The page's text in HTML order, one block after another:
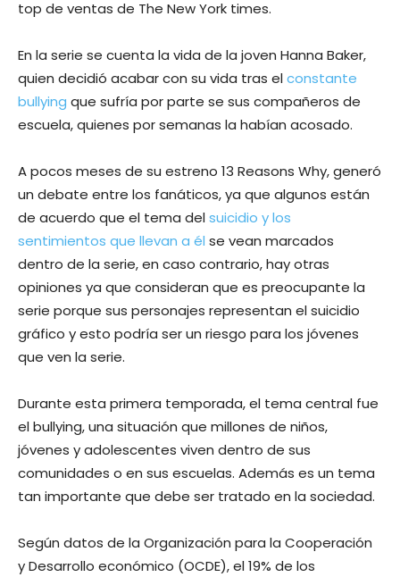
top de ventas de The New York times.
En la serie se cuenta la vida de la joven Hanna Baker,
quien decidió acabar con su vida tras elconstante
bullying que sufría por parte se sus compañeros de
escuela, quienes por semanas la habían acosado.
A pocos meses de su estreno 13 Reasons Why, generó
un debate entre los fanáticos, ya que algunos están
de acuerdo que el tema delsuicidio y los
sentimientos que llevan a él se vean marcados
dentro de la serie, en caso contrario, hay otras
opiniones ya que consideran que es preocupante la
serie porque sus personajes representan el suicidio
gráfico y esto podría ser un riesgo para los jóvenes
que ven la serie.
Durante esta primera temporada, el tema central fue
el bullying, una situación que millones de niños,
jóvenes y adolescentes viven dentro de sus
comunidades o en sus escuelas. Además es un tema
tan importante que debe ser tratado en la sociedad.
Según datos de la Organización para la Cooperación
y Desarrollo económico (OCDE), el 19% de los